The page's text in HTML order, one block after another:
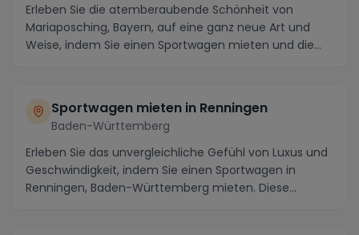
Erleben Sie die atemberaubende Schönheit von
Mariaposching, Bayern, auf eine ganz neue Art und
Weise, indem Sie einen Sportwagen mieten und die
Sportwagen mieten in Renningen
Baden-Württemberg
Erleben Sie das unvergleichliche Gefühl von Luxus und
Geschwindigkeit, indem Sie einen Sportwagen in
Renningen, Baden-Württemberg mieten. Diese